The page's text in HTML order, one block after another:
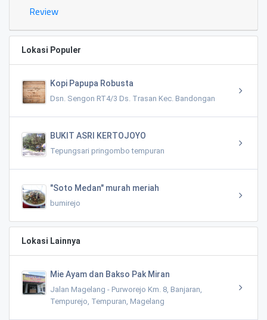
Review
Lokasi Populer
Kopi Papupa Robusta
Dsn. Sengon RT4/3 Ds. Trasan Kec. Bandongan
BUKIT ASRI KERTOJOYO
Tepungsari pringombo tempuran
"Soto Medan" murah meriah
bumirejo
Lokasi Lainnya
Mie Ayam dan Bakso Pak Miran
Jalan Magelang - Purworejo Km. 8, Banjaran,
Tempurejo, Tempuran, Magelang